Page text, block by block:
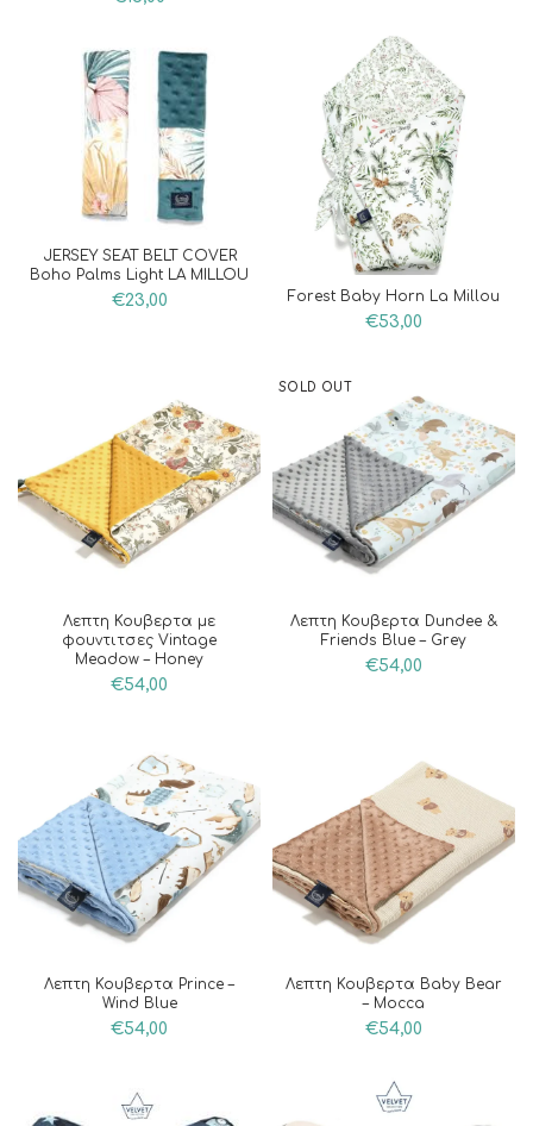
JERSEY SEAT BELT COVER
Boho Palms Light LA MILLOU
€23,00 Forest Baby Horn La Millou
€53,00
Λεπτη Κουβερτα με
φουντιτσες Vintage
Meadow – Honey
€54,00
SOLD OUT
Λεπτη Κουβερτα Dundee &
Friends Blue – Grey
€54,00
Λεπτη Κουβερτα Prince –
Wind Blue
€54,00
Λεπτη Κουβερτα Baby Bear
– Mocca
€54,00